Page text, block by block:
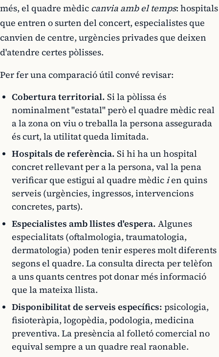
més, el quadre mèdic canvia amb el temps: hospitals
que entren o surten del concert, especialistes que
canvien de centre, urgències privades que deixen
d'atendre certes pòlisses.
Per fer una comparació útil convé revisar:
Cobertura territorial. Si la pòlissa és
nominalment "estatal" però el quadre mèdic real
a la zona on viu o treballa la persona assegurada
és curt, la utilitat queda limitada.
Hospitals de referència. Si hi ha un hospital
concret rellevant per a la persona, val la pena
verificar que estigui al quadre mèdicien quins
serveis (urgències, ingressos, intervencions
concretes, parts).
Especialistes amb llistes d'espera. Algunes
especialitats (oftalmologia, traumatologia,
dermatologia) poden tenir esperes molt diferents
segons el quadre. La consulta directa per telèfon
a uns quants centres pot donar més informació
que la mateixa llista.
Disponibilitat de serveis específics: psicologia,
fisioteràpia, logopèdia, podologia, medicina
preventiva. La presència al folletó comercial no
equival sempre a un quadre real raonable.